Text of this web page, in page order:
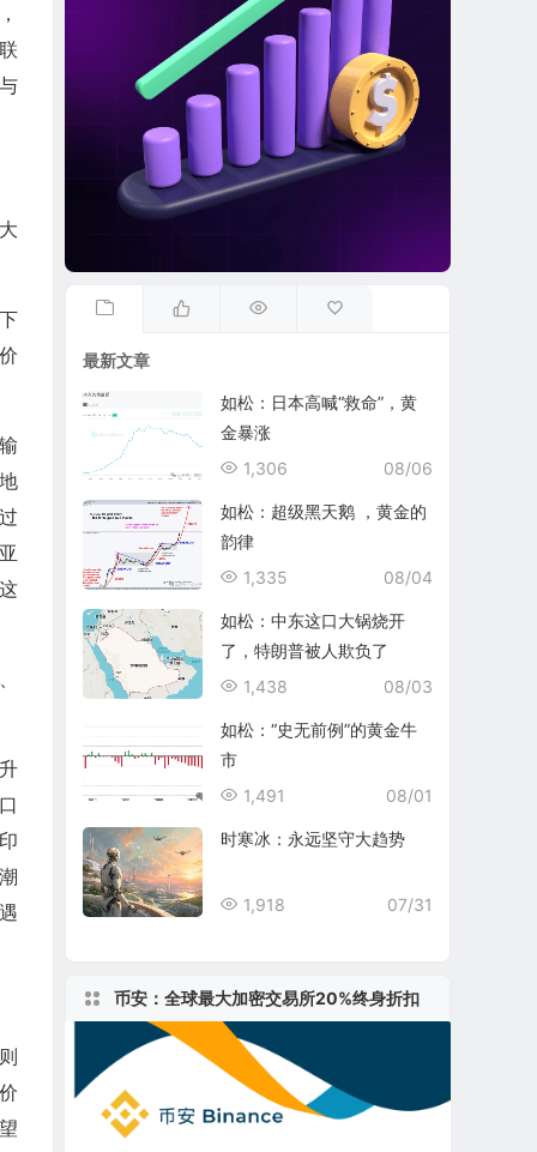
最新文章
如松：日本高喊“救命”，黄
金暴涨
08/06
1,306
如松：超级黑天鹅 ，黄金的
韵律
08/04
1,335
如松：中东这口大锅烧开
了，特朗普被人欺负了
08/03
1,438
如松：“史无前例”的黄金牛
市
08/01
1,491
时寒冰：永远坚守大趋势
07/31
1,918
币安：全球最大加密交易所20%终身折扣